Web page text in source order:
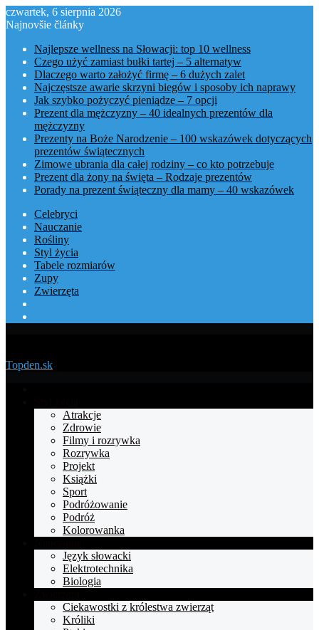
czwartek, 6 sierpnia 2026
Najnovšie články
Najlepsze wellness na Słowacji: top 10 wellness
Czego użyć zamiast bułki tartej – 5 alternatyw
Dlaczego warto założyć firmę – 6 dużych zalet
Najczęstsze awarie skrzyni biegów i sposoby ich naprawy
Jak szybko pożyczyć pieniądze – 7 opcji
Prezent dla mężczyzny – 40 idealnych prezentów dla
mężczyzny
Prezenty na Boże Narodzenie – 100 wskazówek dotyczących
prezentów świątecznych
Zimowe ubrania dla całej rodziny – co kto potrzebuje
Prezent dla żony na święta – Rodzaje prezentów
Porady na prezent świąteczny dla mamy – 40 wskazówek
Celebryci
Nauczanie
Rośliny
Styl życia
Tabele rozmiarów
Zupy
Zwierzęta
Topden.sk
Atrakcje
Zdrowie
Filmy i rozrywka
Rozrywka
Projekt
Książki
Sport
Podróżowanie
Podróż
Kolorowanka
Język słowacki
Elektrotechnika
Biologia
Ciekawostki z królestwa zwierząt
Króliki